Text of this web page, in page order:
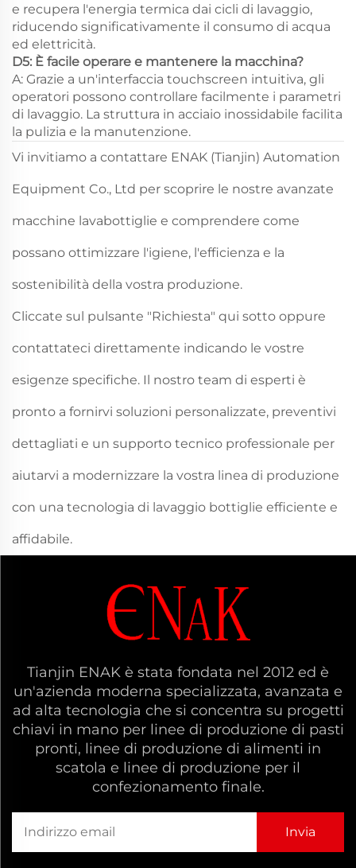
e recupera l'energia termica dai cicli di lavaggio,
riducendo significativamente il consumo di acqua
ed elettricità.
D5: È facile operare e mantenere la macchina?
A: Grazie a un'interfaccia touchscreen intuitiva, gli
operatori possono controllare facilmente i parametri
di lavaggio. La struttura in acciaio inossidabile facilita
la pulizia e la manutenzione.
Vi invitiamo a contattare ENAK (Tianjin) Automation
Equipment Co., Ltd per scoprire le nostre avanzate
macchine lavabottiglie e comprendere come
possano ottimizzare l'igiene, l'efficienza e la
sostenibilità della vostra produzione.
Cliccate sul pulsante "Richiesta" qui sotto oppure
contattateci direttamente indicando le vostre
esigenze specifiche. Il nostro team di esperti è
pronto a fornirvi soluzioni personalizzate, preventivi
dettagliati e un supporto tecnico professionale per
aiutarvi a modernizzare la vostra linea di produzione
con una tecnologia di lavaggio bottiglie efficiente e
affidabile.
Tianjin ENAK è stata fondata nel 2012 ed è
un'azienda moderna specializzata, avanzata e
ad alta tecnologia che si concentra su progetti
chiavi in mano per linee di produzione di pasti
pronti, linee di produzione di alimenti in
scatola e linee di produzione per il
confezionamento finale.